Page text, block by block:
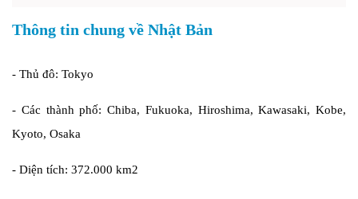
Thông tin chung về Nhật Bản
- Thủ đô: Tokyo
- Các thành phố: Chiba, Fukuoka, Hiroshima, Kawasaki, Kobe,
Kyoto, Osaka
- Diện tích: 372.000 km2